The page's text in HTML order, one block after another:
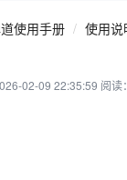
使用手册 使用说
02-09 22:35:59 阅读